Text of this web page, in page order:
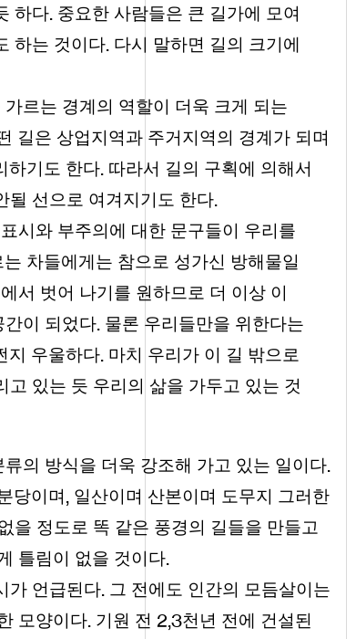
하다.중요한 사람들은 큰 길가에 모여
하는 것이다.다시 말하면 길의 크기에
르는 경계의 역할이 더욱 크게 되는
길은 상업지역과 주거지역의 경계가 되며
하기도 한다.따라서 길의 구획에 의해서
될 선으로 여겨지기도 한다.
시와 부주의에 대한 문구들이 우리를
차들에게는 참으로 성가신 방해물일
서 벗어 나기를 원하므로 더 이상 이
간이 되었다.물론 우리들만을 위한다는
지 우울하다.마치 우리가 이 길 밖으로
있는 듯 우리의 삶을 가두고 있는 것
의 방식을 더욱 강조해 가고 있는 일이다.
당이며,일산이며 산본이며 도무지 그러한
을 정도로 똑 같은 풍경의 길들을 만들고
틀림이 없을 것이다.
가 언급된다.그 전에도 인간의 모듬살이는
모양이다.기원 전 2,3천년 전에 건설된